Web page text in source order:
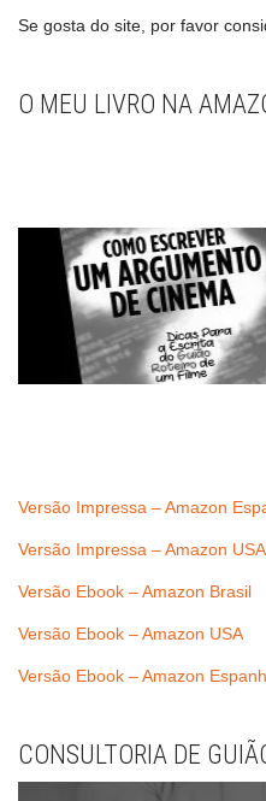
Se gosta do site, por favor
O MEU LIVRO NA
Versão Impressa – Amazon
Versão Impressa – Amazon USA
Versão Ebook – Amazon Brasil
Versão Ebook – Amazon USA
Versão Ebook – Amazon
CONSULTORIA DE